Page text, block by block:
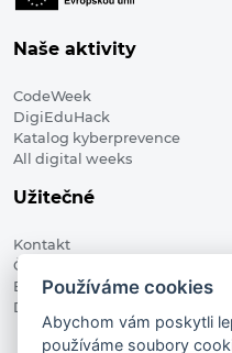
Naše aktivity
CodeWeek
DigiEduHack
Katalog kyberprevence
All digital weeks
Užitečné
Kontakt
Členské organizace
Blog
Digitalizace ve vzdělávání
Používáme cookies
Abychom vám poskytli
používáme soubory